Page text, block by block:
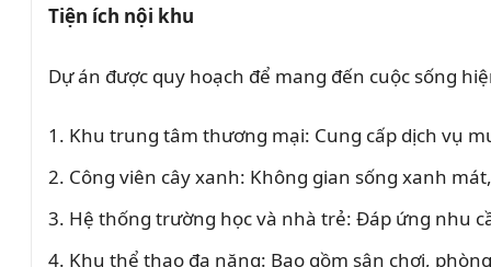
Tiện ích nội khu
Dự án được quy hoạch để mang đến cuộc sống
Khu trung tâm thương mại: Cung cấp dịch vụ
Công viên cây xanh: Không gian sống xanh
Hệ thống trường học và nhà trẻ: Đáp ứng nhu
Khu thể thao đa năng: Bao gồm sân chơi,